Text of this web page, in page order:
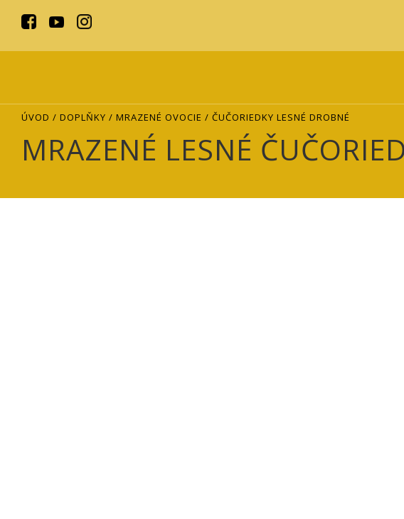
ÚVOD / DOPLŇKY / MRAZENÉ OVOCIE / ČUČORIEDKY LESNÉ DROBNÉ
MRAZENÉ LESNÉ